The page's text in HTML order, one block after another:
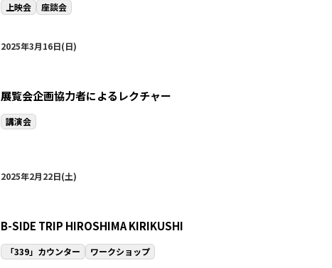
上映会 座談会
2025年3月16日(日)
展覧会企画協力者によるレクチャー
講演会
2025年2月22日(土)
B-SIDE TRIP HIROSHIMA KIRIKUSHI
「339」カウンター ワークショップ